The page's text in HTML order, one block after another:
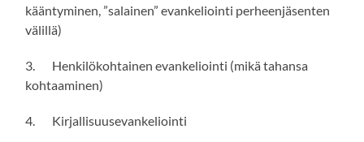
kääntyminen, ”salainen” evankeliointi perheenjäsenten
välillä)
3. Henkilökohtainen evankeliointi (mikä tahansa
kohtaaminen)
4. Kirjallisuusevankeliointi